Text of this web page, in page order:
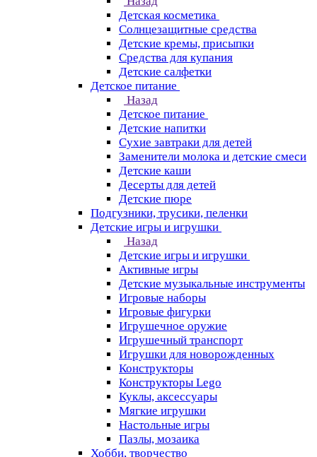
Детская косметика
Солнцезащитные средства
Детские кремы, присыпки
Средства для купания
Детские салфетки
Детское питание
Назад
Детское питание
Детские напитки
Сухие завтраки для детей
Заменители молока и детские смеси
Детские каши
Десерты для детей
Детские пюре
Подгузники, трусики, пеленки
Детские игры и игрушки
Назад
Детские игры и игрушки
Активные игры
Детские музыкальные инструменты
Игровые наборы
Игровые фигурки
Игрушечное оружие
Игрушечный транспорт
Игрушки для новорожденных
Конструкторы
Конструкторы Lego
Куклы, аксессуары
Мягкие игрушки
Настольные игры
Пазлы, мозаика
Хобби, творчество